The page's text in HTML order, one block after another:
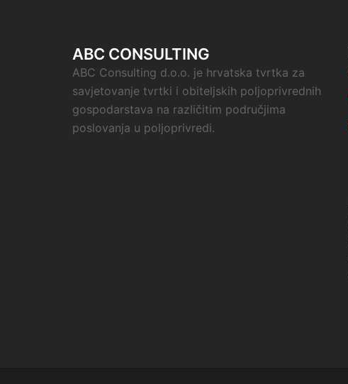
ABC CONSULTING
ABC Consulting d.o.o. je hrvatska tvrtka za
savjetovanje tvrtki i obiteljskih poljoprivrednih
gospodarstava na različitim područjima
poslovanja u poljoprivredi.